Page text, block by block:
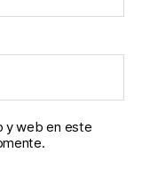
y web en este